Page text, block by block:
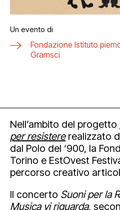
Un evento di
Fondazione Istituto
Gramsci
Nell’ambito del progetto
per resistererealizzato
dal Polo del ‘900, la
Torino e EstOvest
percorso creativo
Il concerto Suoni per la
Musica vi riguarda,